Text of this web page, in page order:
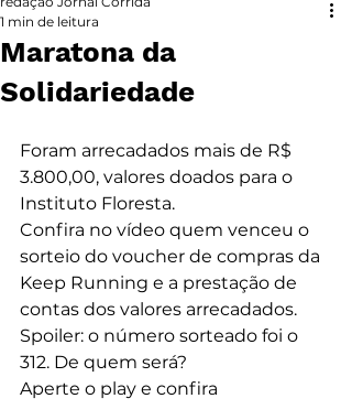
Maratona da
Solidariedade
1 min de leitura
Foram arrecadados mais de R$
3.800,00, valores doados para o
Instituto Floresta.
Confira no vídeo quem venceu o
sorteio do voucher de compras da
Keep Running e a prestação de
contas dos valores arrecadados.
Spoiler: o número sorteado foi o
312. De quem será?
Aperte o play e confira